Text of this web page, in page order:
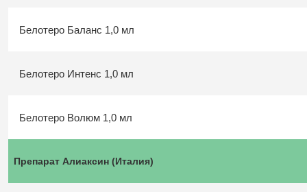
Белотеро Баланс 1,0 мл
Белотеро Интенс 1,0 мл
Белотеро Волюм 1,0 мл
Препарат Алиаксин (Италия)